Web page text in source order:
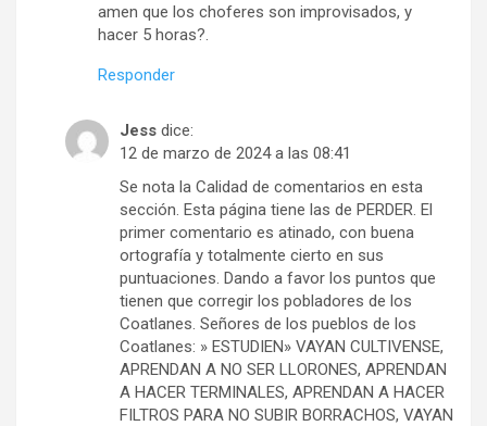
amen que los choferes son improvisados, y
hacer 5 horas?.
Responder
Jess dice:
12 de marzo de 2024 a las 08:41
Se nota la Calidad de comentarios en esta
sección. Esta página tiene las de PERDER. El
primer comentario es atinado, con buena
ortografía y totalmente cierto en sus
puntuaciones. Dando a favor los puntos que
tienen que corregir los pobladores de los
Coatlanes. Señores de los pueblos de los
Coatlanes: » ESTUDIEN» VAYAN CULTIVENSE,
APRENDAN A NO SER LLORONES, APRENDAN
A HACER TERMINALES, APRENDAN A HACER
FILTROS PARA NO SUBIR BORRACHOS, VAYAN